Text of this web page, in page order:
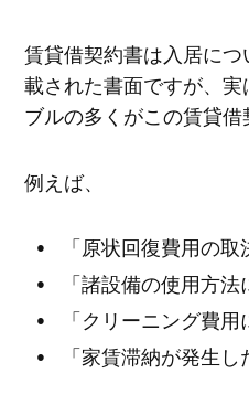
賃貸借契約書は入居に
載された書面ですが、
ブルの多くがこの賃貸借
例えば、
「原状回復費用の取
「諸設備の使用方法
「クリーニング費用
「家賃滞納が発生し